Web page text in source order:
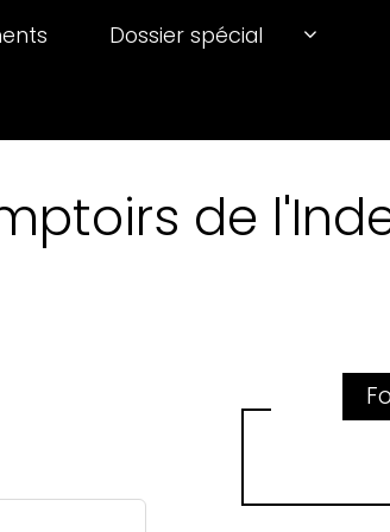
Dossier spécial
de